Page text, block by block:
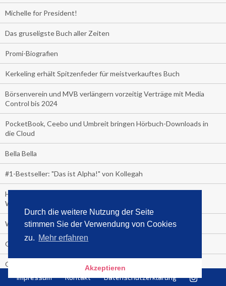
Durch die weitere Nutzung der Seite
stimmen Sie der Verwendung von Cookies
zu. Mehr erfahren
Akzeptieren
Michelle for President!
Das gruseligste Buch aller Zeiten
Promi-Biografien
Kerkeling erhält Spitzenfeder für meistverkauftes Buch
Börsenverein und MVB verlängern vorzeitig Verträge mit Media
Control bis 2024
PocketBook, Ceebo und Umbreit bringen Hörbuch-Downloads in
die Cloud
Bella Bella
#1-Bestseller: "Das ist Alpha!" von Kollegah
Hammer! "Fear: Trump in the White House" (auf Englisch) von
Watergate-Urgestein
Wie alt sind die TV-Zuschauer
Geisterfahrer auf Überholspur
Gegen Einsamkeit: Single-Haushalte schauen täglich fast 6
Impressum Kontakt Datenschutzerklärung